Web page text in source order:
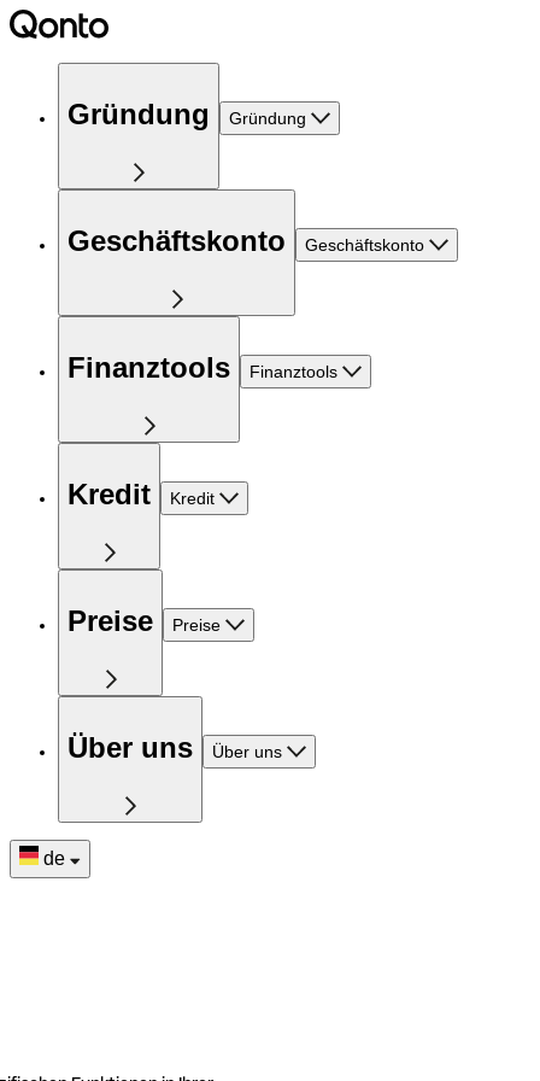
Gründung Gründung
Geschäftskonto Geschäftskonto
Finanztools Finanztools
Kredit Kredit
Preise Preise
Über uns Über uns
de